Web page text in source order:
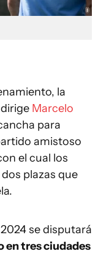
la
Marcelo
para
amistoso
el cual los
plazas que
se disputará
en tres ciudades